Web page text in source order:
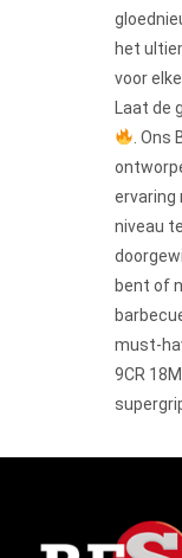
het
voor
Laat de
. Ons
ervaring
niveau
bent of
must-
9CR